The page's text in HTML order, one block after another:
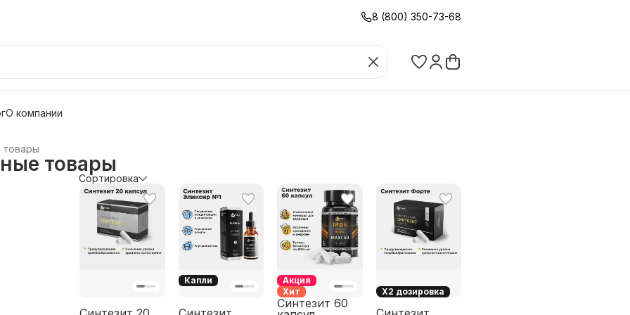
8 (800) 350-73-68
О компании
товары
Сортировка
Капли
Акция
Хит
Синтезит 60
X2 дозировка